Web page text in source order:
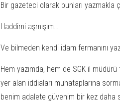
Bir gazeteci olarak bunları
Haddimi aşmışım…
Ve bilmeden kendi idam fermanını
Hem yazımda, hem de SGK il
yer alan iddiaları muhataplarına
benim adalete güvenim bir kez daha